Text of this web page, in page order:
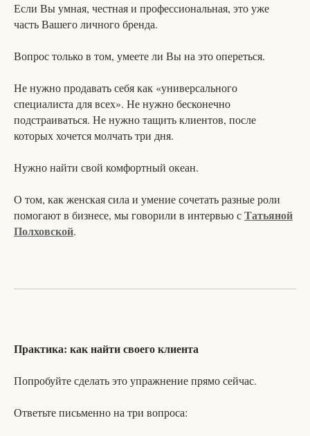
Если Вы умная, честная и профессиональная, это уже
часть Вашего личного бренда.
Вопрос только в том, умеете ли Вы на это опереться.
Не нужно продавать себя как «универсального
специалиста для всех». Не нужно бесконечно
подстраиваться. Не нужно тащить клиентов, после
которых хочется молчать три дня.
Нужно найти свой комфортный океан.
О том, как женская сила и умение сочетать разные роли
помогают в бизнесе, мы говорили в интервью сТатьяной
Полховской.
Практика: как найти своего клиента
Попробуйте сделать это упражнение прямо сейчас.
Ответьте письменно на три вопроса: